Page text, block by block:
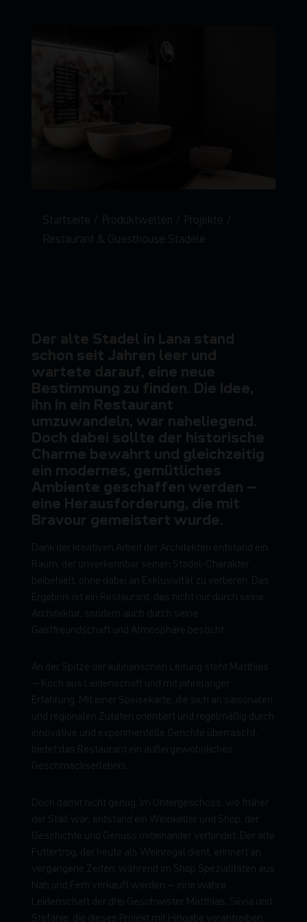
Startseite Produktwelten
Projekte
Restaurant & Guesthouse Stadele
Der alte Stadel in Lana stand
schon seit Jahren leer und
wartete darauf, eine neue
Bestimmung zu finden. Die Idee,
ihn in ein Restaurant
umzuwandeln, war naheliegend.
Doch dabei sollte der historische
Charme bewahrt und gleichzeitig
ein modernes, gemütliches
Ambiente geschaffen werden –
eine Herausforderung, die mit
Bravour gemeistert wurde.
D an k d e rkre ati e n Arb e it d e rArc h ite kte n e n ts tan d e in
R au m , d e ru n e rke n n b ars e in e n S tad e l-C h arakte r
b e ib e h ie lt, o h n e d ab e i an E klu s i ität zu e rlie re n D as
Erg e b n is is t e in R e s tau ran t, d as n ic h t n u rd u rc h s e in e
Arc h ite ktu r, s o n d e rn au c h d u rc h s e in e
G as tfre u n d s c h aft u n d Atm o s p h äre b e s tic h t
An d e rS p itze d e rku lin aris c h e n L e itu n g s te h t Matth ias
– K o c h au s L e id e n s c h aft u n d m it jah re lan g e r
Erfah ru n g Mit e in e rS p e is e karte , d ie s ic h an s ais o n ale n
u n d re g io n ale n Zu tate n o rie n tie rt u n d re g e lm äß ig d u rc h
in n o ati e u n d e p e rim e n te lle G e ric h te ü b e rras c h t,
b ie te t d as R e s tau ran t e in au ß e rg e wö h n lic h e s
G e s c h m ac ks e rle b n is
D o c h d am it n ic h t g e n u g Im U n te rg e s c h o s s , wo frü h e r
d e rS tall war, e n ts tan d e in W e in ke lle ru n d S h o p , d e r
G e s c h ic h te u n d G e n u s s m ite in an d e r e rb in d e t D e ralte
Fu tte rtro g , d e rh e u te als W e in re g al d ie n t, e rin n e rt an
e rg an g e n e Ze ite n , wäh re n d im S h o p S p e zialitäte n au s
Nah u n d Fe rn e rkau ft we rd e n – e in e wah re
L e id e n s c h aft d e rd re i G e s c h wis te rMatth ias , S il ia u n d
S te fan ie , d ie d ie s e s P ro je kt m it Hin g ab e o ran tre ib e n